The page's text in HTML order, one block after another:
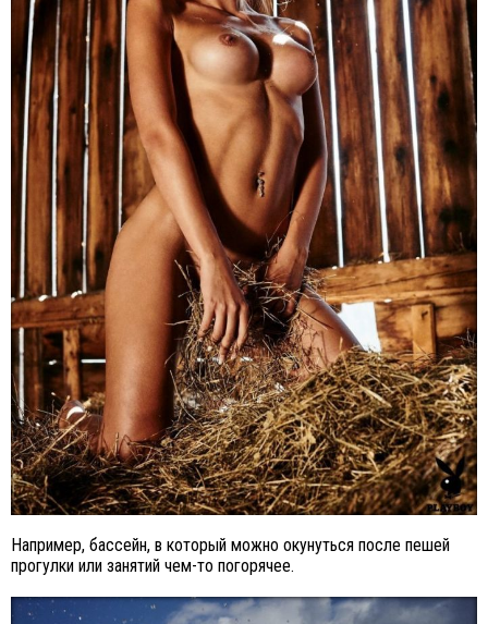
Например, бассейн, в который можно окунуться после пешей
прогулки или занятий чем-то погорячее.